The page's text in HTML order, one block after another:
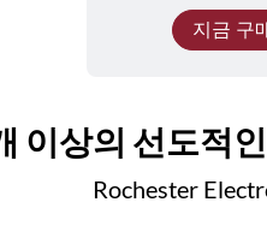
지금 구
이상의 선도적
Rochester